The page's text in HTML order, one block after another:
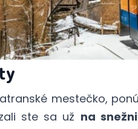
mestečko,
ste sa už na